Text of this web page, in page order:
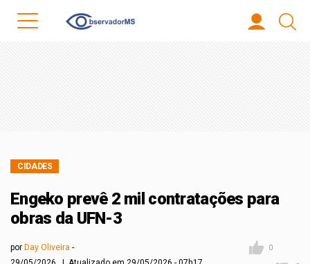
CIDADES
Engeko prevê 2 mil contratações para
obras da UFN-3
por Day Oliveira
0